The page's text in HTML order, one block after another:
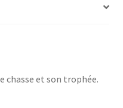
chasse et son trophée.